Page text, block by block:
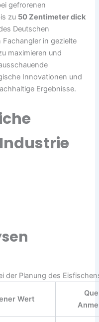
gefrorenen
zu 50 Zentimeter dick
Deutschen
in gezielte
maximieren und
Innovationen und
Ergebnisse.
der Planung des
Wert